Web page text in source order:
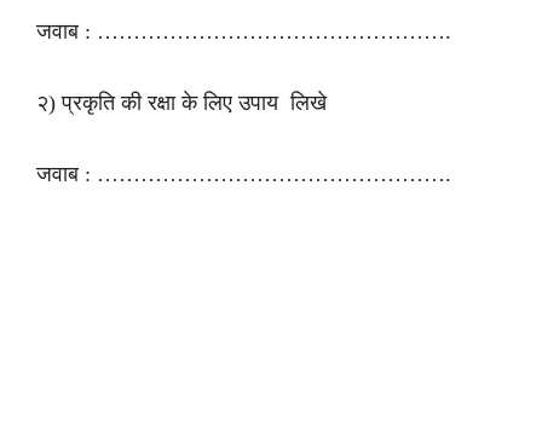
जवाब : ………………………………………….
२) प्रकृति की रक्षा के लिए उपाय लिखे
जवाब : ………………………………………….